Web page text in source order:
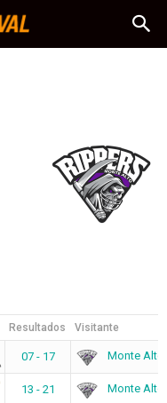
Resultados Visitante
07 - 17 Monte Alto
13 - 21 Monte Alto